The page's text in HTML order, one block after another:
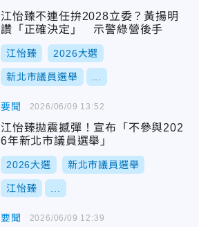
江怡臻不連任拚2028立委？黃揚明
讚「正確決定」 示警綠營後手
江怡臻 2026大選
新北市議員選舉
要聞
江怡臻拋震撼彈！宣布「不參與202
6年新北市議員選舉」
2026大選 新北市議員選舉
江怡臻
2026/06/09 13:52
要聞 2026/06/09 12:39